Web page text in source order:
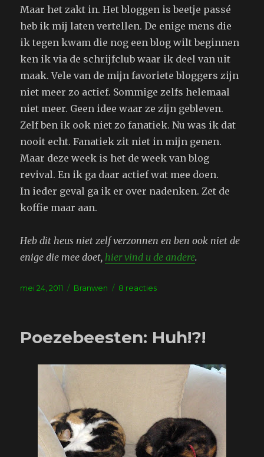
Maar het zakt in. Het bloggen is beetje passé
heb ik mij laten vertellen. De enige mens die
ik tegen kwam die nog een blog wilt beginnen
ken ik via de schrijfclub waar ik deel van uit
maak. Vele van de mijn favoriete bloggers zijn
niet meer zo actief. Sommige zelfs helemaal
niet meer. Geen idee waar ze zijn gebleven.
Zelf ben ik ook niet zo fanatiek. Nu was ik dat
nooit echt. Fanatiek zit niet in mijn genen.
Maar deze week is het de week van blog
revival. En ik ga daar actief wat mee doen.
In ieder geval ga ik er over nadenken. Zet de
koffie maar aan.
Heb dit heus niet zelf verzonnen en ben ook niet de
enige die mee doet, hier vind u de andere.
Geplaatst
mei 24, 2011 Tags
Branwen 8 reactiesop
Poezebeesten: Huh!?!